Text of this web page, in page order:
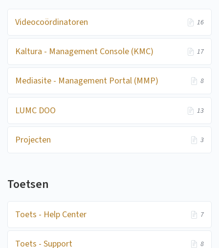
Videocoördinatoren 16
Kaltura - Management Console (KMC) 17
Mediasite - Management Portal (MMP) 8
LUMC DOO 13
Projecten 3
Toetsen
Toets - Help Center 7
Toets - Support 8